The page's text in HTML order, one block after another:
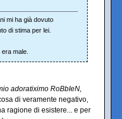
mi ha già dovuto
di stima per lei.
male.
adoratiximo RoBbIeN,
di veramente negativo,
ragione di esistere... e per